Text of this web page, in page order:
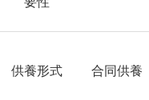
供養形式 合同供養